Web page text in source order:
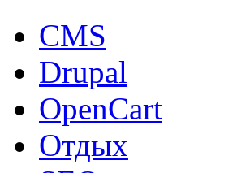
CMS
Drupal
OpenCart
Oтдых